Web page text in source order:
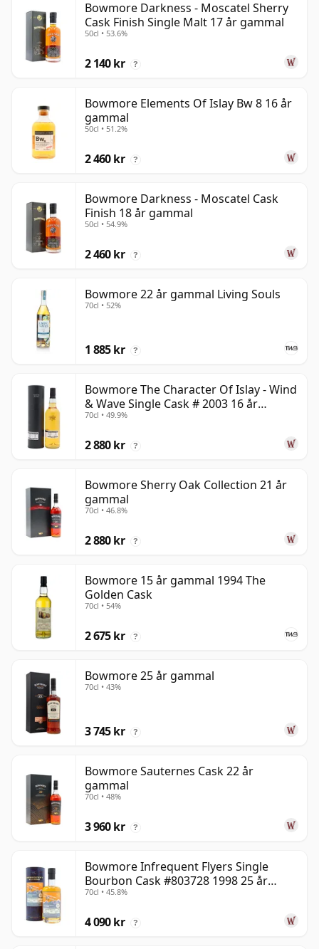
Bowmore Darkness - Moscatel Sherry
Cask Finish Single Malt 17 år gammal
50cl • 53.6%
2 140 kr ?
Bowmore Elements Of Islay Bw 8 16 år
gammal
50cl • 51.2%
2 460 kr ?
Bowmore Darkness - Moscatel Cask
Finish 18 år gammal
50cl • 54.9%
2 460 kr ?
Bowmore 22 år gammal Living Souls
70cl • 52%
1 885 kr ?
Bowmore The Character Of Islay - Wind
& Wave Single Cask # 2003 16 år
gammal
70cl • 49.9%
2 880 kr ?
Bowmore Sherry Oak Collection 21 år
gammal
70cl • 46.8%
2 880 kr ?
Bowmore 15 år gammal 1994 The
Golden Cask
70cl • 54%
2 675 kr ?
Bowmore 25 år gammal
70cl • 43%
3 745 kr ?
Bowmore Sauternes Cask 22 år
gammal
70cl • 48%
3 960 kr ?
Bowmore Infrequent Flyers Single
Bourbon Cask #803728 1998 25 år
gammal
70cl • 45.8%
4 090 kr ?